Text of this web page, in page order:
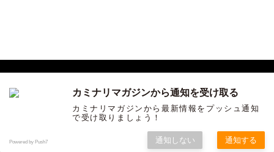
カミナリマガジンから通知を受け取る
カミナリマガジンから最新情報をプッシュ通知
で受け取りましょう！
Powered by Push7 通知しない 通知する